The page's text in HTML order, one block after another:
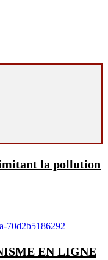
la pollution
70d2b5186292
EN LIGNE